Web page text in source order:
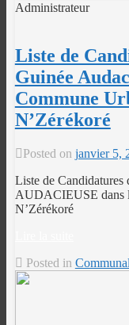
Administrateur
Liste de
Guinée
Commune
N’Zérékoré
Posted on janvier 5,
Liste de
AUDACIEUSE dans
N’Zérékoré
Posted in